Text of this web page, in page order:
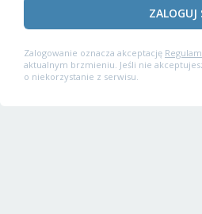
ZALOGUJ
Zalogowanie oznacza akceptację
aktualnym brzmieniu. Jeśli nie
o niekorzystanie z serwisu.